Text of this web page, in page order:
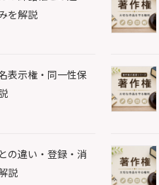
を解説
表示権・同一性保
の違い・登録・消
説